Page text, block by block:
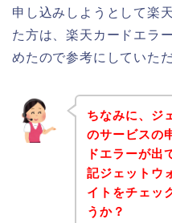
申し込みしようとして楽
た方は、楽天カードエラ
めたので参考にしていた
ちなみに、ジ
のサービスの
ドエラーが出
記ジェットウ
イトをチェッ
うか？